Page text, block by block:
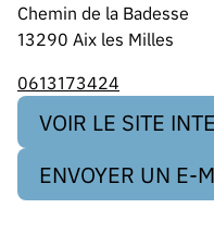
Chemin de la Badesse
13290 Aix les Milles
0613173424
VOIR LE SITE
ENVOYER UN E-